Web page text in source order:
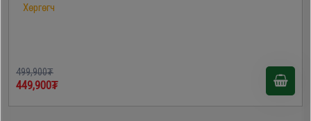
Хөргөгч
499,900₮
449,900₮